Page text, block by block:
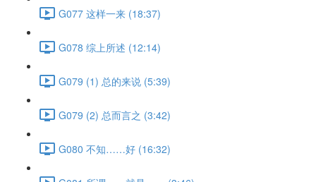
G077 这样一来 (18:37)
G078 综上所述 (12:14)
G079 (1) 总的来说 (5:39)
G079 (2) 总而言之 (3:42)
G080 不知……好 (16:32)